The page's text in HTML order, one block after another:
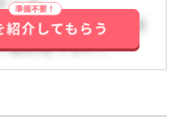
い合わせ下さい。詳
合わせ下さい。